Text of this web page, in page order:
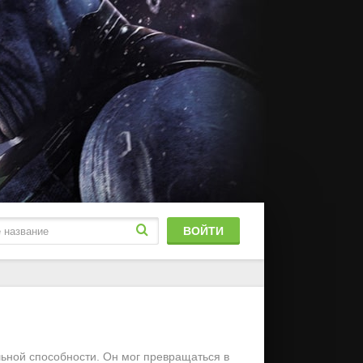
ВОЙТИ
способности. Он мог превращаться в